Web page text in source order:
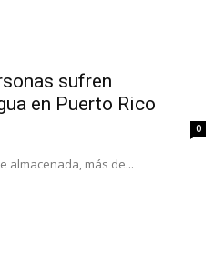
sufren
en Puerto Rico
0
almacenada, más de...